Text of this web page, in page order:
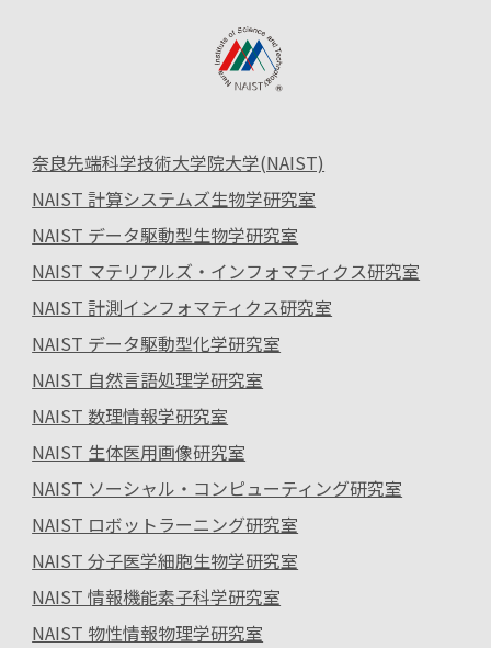
奈良先端科学技術大学院大学(NAIST)
NAIST 計算システムズ生物学研究室
NAIST データ駆動型生物学研究室
NAIST マテリアルズ・インフォマティクス研究室
NAIST 計測インフォマティクス研究室
NAIST データ駆動型化学研究室
NAIST 自然言語処理学研究室
NAIST 数理情報学研究室
NAIST 生体医用画像研究室
NAIST ソーシャル・コンピューティング研究室
NAIST ロボットラーニング研究室
NAIST 分子医学細胞生物学研究室
NAIST 情報機能素子科学研究室
NAIST 物性情報物理学研究室